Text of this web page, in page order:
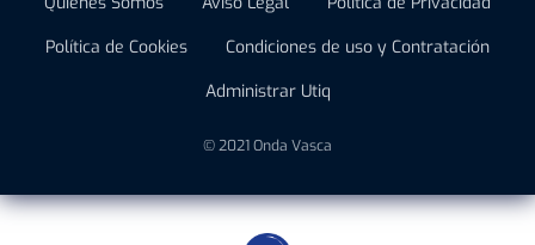
Política de Cookies
Condiciones de uso y Contratación
Administrar Utiq
© 2021 Onda Vasca